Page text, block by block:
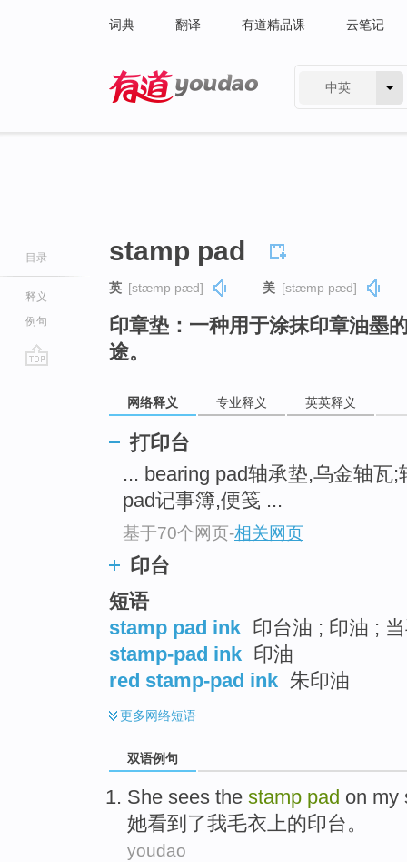
词典 翻译 有道精品课 云笔记
中英
目录
释义
例句
stamp pad
英 [stæmp pæd] 美 [stæmp pæd]
印章垫：一种用于涂抹印章油墨
途。
网络释义 专业释义 英英释义
打印台
... bearing pad轴承垫,乌金轴瓦
pad记事簿,便笺 ...
基于70个网页-相关网页
印台
短语
stamp pad ink 印台油 ; 印油 ;
stamp-pad ink 印油
red stamp-pad ink 朱印油
更多网络短语
双语例句
She sees the stamp pad on my
她看到 了我毛衣 上的印台。
youdao